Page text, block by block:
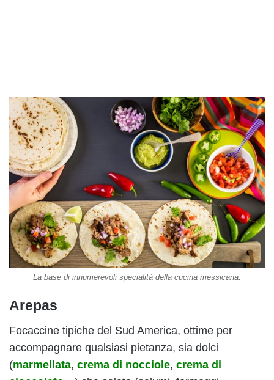
La base di innumerevoli specialità della cucina messicana.
Arepas
Focaccine tipiche del Sud America, ottime per
accompagnare qualsiasi pietanza, sia dolci
(marmellata, crema di nocciole, crema di